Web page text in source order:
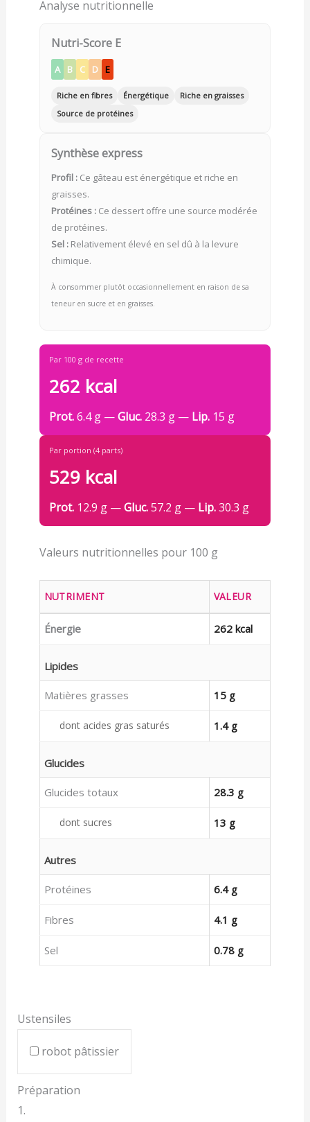
Analyse nutritionnelle
Nutri-Score E
A B C D E
Riche en fibres Énergétique
Riche en graisses
Source de protéines
Synthèse express
Profil :Ce gâteau est énergétique et riche en
graisses.
Protéines :Ce dessert offre une source modérée
de protéines.
Sel :Relativement élevé en sel dû à la levure
chimique.
À consommer plutôt occasionnellement en raison de sa
teneur en sucre et en graisses.
Par 100 g de recette
262 kcal
Prot.6.4 g —Gluc.28.3 g — Lip.15 g
Par portion (4 parts)
529 kcal
Prot.12.9 g —Gluc.57.2 g — Lip.30.3 g
Valeurs nutritionnelles pour 100 g
NUTRIMENT VALEUR
Énergie 262 kcal
Lipides
Matières grasses 15 g
dont acides gras saturés 1.4 g
Glucides
Glucides totaux 28.3 g
dont sucres 13 g
Autres
Protéines 6.4 g
Fibres 4.1 g
Sel 0.78 g
Ustensiles
robot pâtissier
Préparation
1.